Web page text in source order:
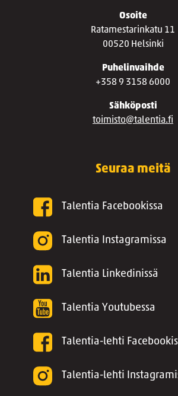
Osoite
Ratamestarinkatu 11
00520 Helsinki
Puhelinvaihde
+358 9 3158 6000
Sähköposti
toimisto@talentia.fi
Seuraa meitä
Talentia Facebookissa
Talentia Instagramissa
Talentia Linkedinissä
Talentia Youtubessa
Talentia-lehti
Talentia-lehti